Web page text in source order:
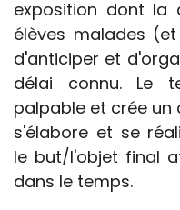
exposition dont la
élèves malades
d'anticiper et
délai connu. Le
palpable et crée un
s'élabore et se
le but/l'objet final
dans le temps.